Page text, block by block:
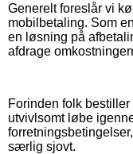
Generelt foreslår vi
mobilbetaling. Som
en løsning på
afdrage
Forinden folk
utvivlsomt løbe
særlig sjovt.